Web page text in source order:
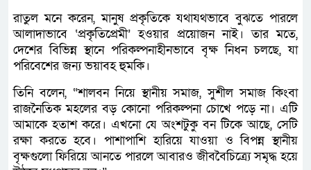
রাতুল মনে করেন, মানুষ প্রকৃতিকে যথাযথভাবে বুঝতে পারলে
আলাদাভাবে ‘প্রকৃতিপ্রেমী’ হওয়ার প্রয়োজন নাই। তার মতে,
দেশের বিভিন্ন স্থানে পরিকল্পনাহীনভাবে বৃক্ষ নিধন চলছে, যা
পরিবেশের জন্য ভয়াবহ হুমকি।
তিনি বলেন, “শালবন নিয়ে স্থানীয় সমাজ, সুশীল সমাজ কিংবা
রাজনৈতিক মহলের বড় কোনো পরিকল্পনা চোখে পড়ে না। এটি
আমাকে হতাশ করে। এখনো যে অংশটুকু বন টিকে আছে, সেটি
রক্ষা করতে হবে। পাশাপাশি হারিয়ে যাওয়া ও বিপন্ন স্থানীয়
বৃক্ষগুলো ফিরিয়ে আনতে পারলে আবারও জীববৈচিত্র্যে সমৃদ্ধ হয়ে